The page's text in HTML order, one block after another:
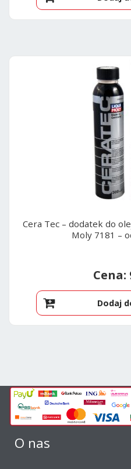
Cera Tec – dodatek do
Moly 7181 –
Dodaj
O nas